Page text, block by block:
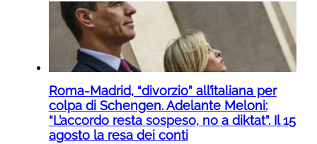
Roma-Madrid, “divorzio” all’italiana per
colpa di Schengen. Adelante Meloni:
“L’accordo resta sospeso, no a diktat”. Il 15
agosto la resa dei conti